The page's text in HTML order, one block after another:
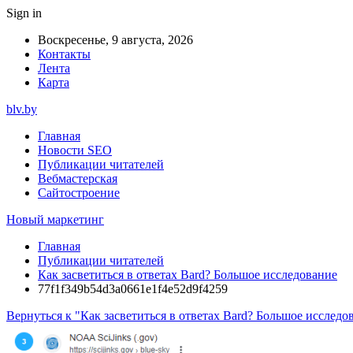
Sign in
Воскресенье, 9 августа, 2026
Контакты
Лента
Карта
blv.by
Главная
Новости SEO
Публикации читателей
Вебмастерская
Сайтостроение
Новый маркетинг
Главная
Публикации читателей
Как засветиться в ответах Bard? Большое исследование
77f1f349b54d3a0661e1f4e52d9f4259
Вернуться к "Как засветиться в ответах Bard? Большое